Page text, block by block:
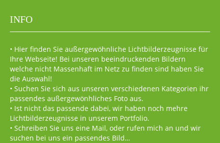
INFO
• Hier finden Sie außergewöhnliche Lichtbilderzeugnisse für
Ihre Webseite! Bei unseren beeindruckenden Bildern
welche nicht Massenhaft im Netz zu finden sind haben Sie
die Auswahl!
• Suchen Sie sich aus unseren verschiedenen Kategorien ihr
passendes außergewönhliches Foto aus.
• Ist nicht das passende dabei, wir haben noch mehre
Lichtbilderzeugnisse in unserem Portfolio.
• Schreiben Sie uns eine Mail, oder rufen mich an und wir
suchen bei uns ein passendes Bild…